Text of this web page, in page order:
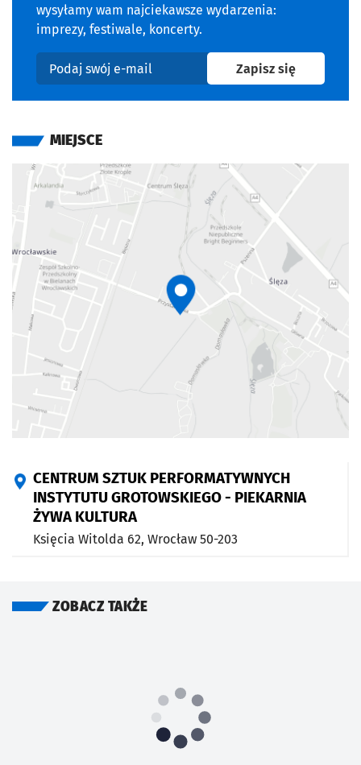
wysyłamy wam najciekawsze wydarzenia:
imprezy, festiwale, koncerty.
Podaj swój e-mail
Zapisz sięna
MIEJSCE
CENTRUM SZTUK PERFORMATYWNYCH
INSTYTUTU GROTOWSKIEGO - PIEKARNIA
ŻYWA KULTURA
Księcia Witolda 62, Wrocław 50-203
ZOBACZ TAKŻE